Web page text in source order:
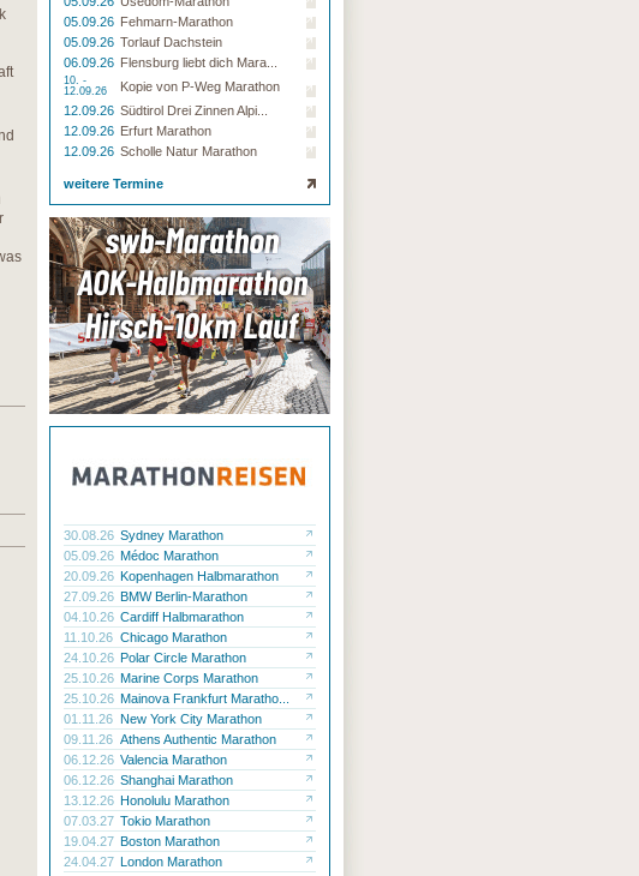
05.09.26 Fehmarn-Marathon
05.09.26 Torlauf Dachstein
06.09.26 Flensburg liebt dich Mara...
10. -
12.09.26
Kopie von P-Weg Marathon
12.09.26 Südtirol Drei Zinnen Alpi...
12.09.26 Erfurt Marathon
12.09.26 Scholle Natur Marathon
weitere Termine
30.08.26 Sydney Marathon
05.09.26 Médoc Marathon
20.09.26 Kopenhagen Halbmarathon
27.09.26 BMW Berlin-Marathon
04.10.26 Cardiff Halbmarathon
11.10.26 Chicago Marathon
24.10.26 Polar Circle Marathon
25.10.26 Marine Corps Marathon
25.10.26 Mainova Frankfurt Maratho...
01.11.26 New York City Marathon
09.11.26 Athens Authentic Marathon
06.12.26 Valencia Marathon
06.12.26 Shanghai Marathon
13.12.26 Honolulu Marathon
07.03.27 Tokio Marathon
19.04.27 Boston Marathon
24.04.27 London Marathon